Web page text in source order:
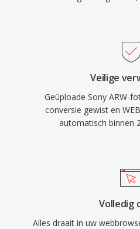
Veilige
Geüploade Sony ARW-
conversie gewist en
automatisch binnen
Volledig
Alles draait in uw